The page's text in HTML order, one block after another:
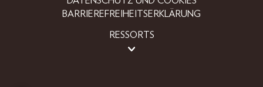
BARRIEREFREIHEITSERKLÄRUNG
RESSORTS